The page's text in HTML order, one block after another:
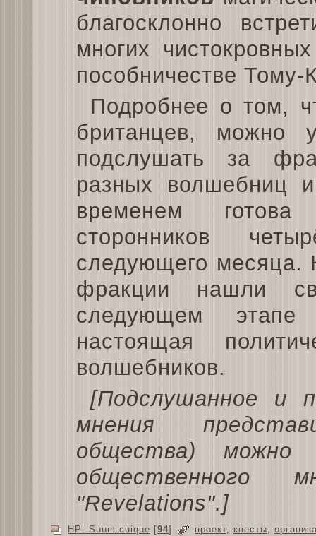
благосклонно
многих
пособничестве Тому-
Подробнее о том,
британцев, можно
подслушать за
разных волшебниц
временем
сторонников
следующего месяца.
фракции нашли
следующем
настоящая
волшебников.
[Подслушанное и
мнения
общества)
общественного
"Revelations".]
HP: Suum cuique [94] проект, квесты,